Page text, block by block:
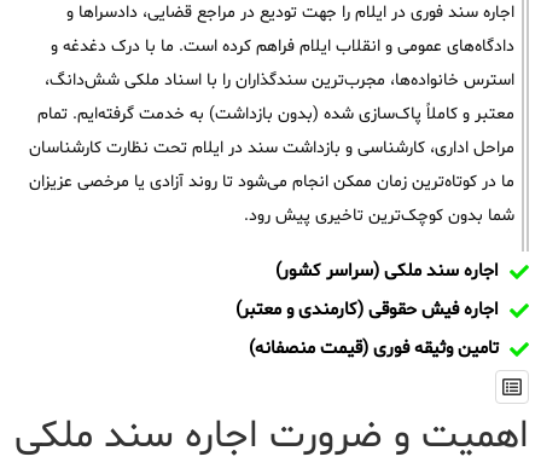
اجاره سند فوری در ایلام را جهت تودیع در مراجع قضایی، دادسراها و
دادگاه‌های عمومی و انقلاب ایلام فراهم کرده است. ما با درک دغدغه و
استرس خانواده‌ها، مجرب‌ترین سندگذاران را با اسناد ملکی شش‌دانگ،
معتبر و کاملاً پاک‌سازی شده (بدون بازداشت) به خدمت گرفته‌ایم. تمام
مراحل اداری، کارشناسی و بازداشت سند در ایلام تحت نظارت کارشناسان
ما در کوتاه‌ترین زمان ممکن انجام می‌شود تا روند آزادی یا مرخصی عزیزان
شما بدون کوچک‌ترین تاخیری پیش رود.
اجاره سند ملکی (سراسر کشور)
اجاره فیش حقوقی (کارمندی و معتبر)
تامین وثیقه فوری (قیمت منصفانه)
اهمیت و ضرورت اجاره سند ملکی